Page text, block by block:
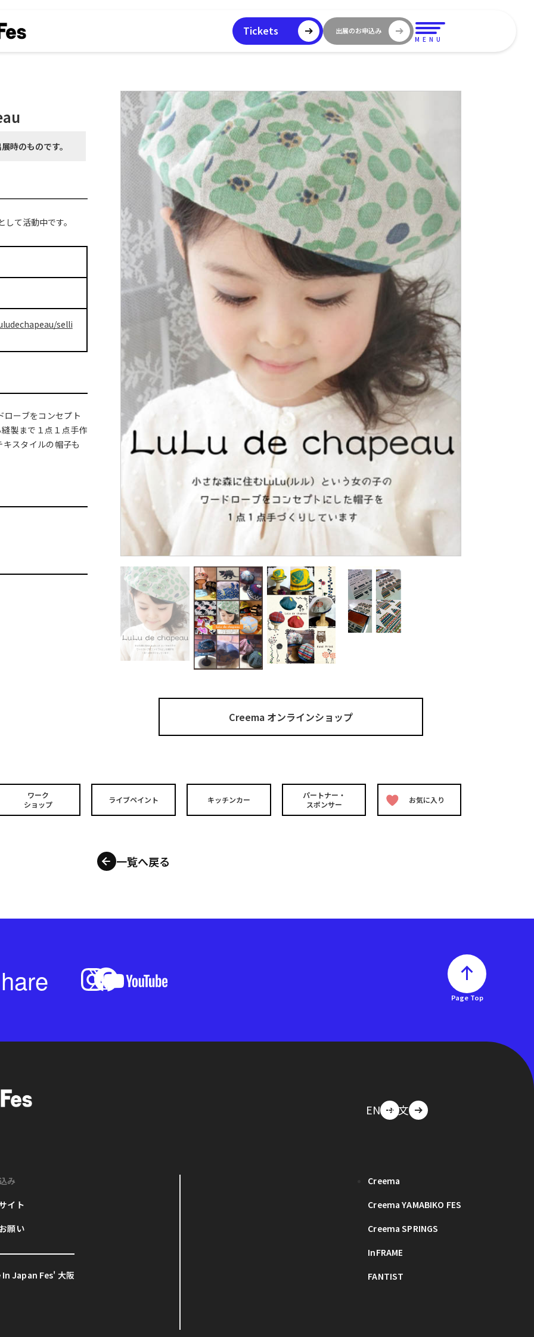
Tickets 出展のお申込み
MENU
時のものです。
て活動中です。
selli
ーブをコンセプト
製まで１点１点手作
スタイルの帽子も
Creema オンラインショップ
ワーク
ショップ
ライブペイント キッチンカー
パートナー・
スポンサー
お気に入り
一覧へ戻る
Page Top
EN 中文
み
イト
願い
Japan Fes' 大阪
Creema
Creema YAMABIKO FES
Creema SPRINGS
InFRAME
FANTIST